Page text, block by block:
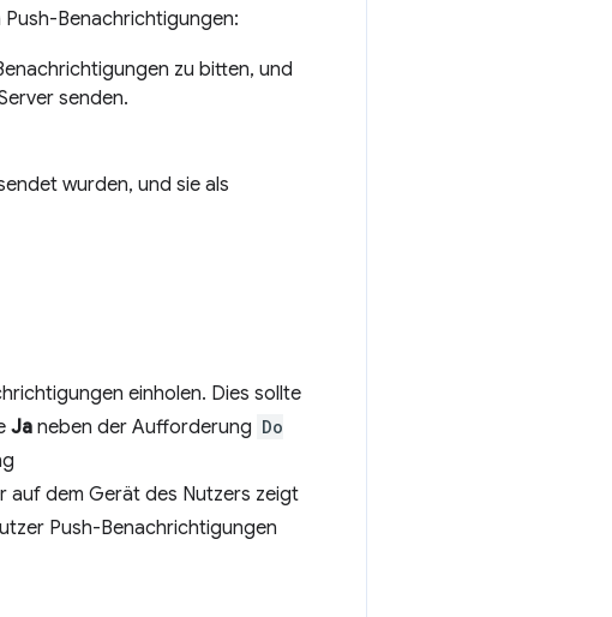
Benachrichtigungen:
zu bitten, und
senden.
wurden, und sie als
einholen. Dies sollte
Ja neben der Aufforderung Do
auf dem Gerät des Nutzers zeigt
Push-Benachrichtigungen